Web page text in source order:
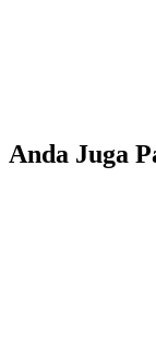
Anda Juga